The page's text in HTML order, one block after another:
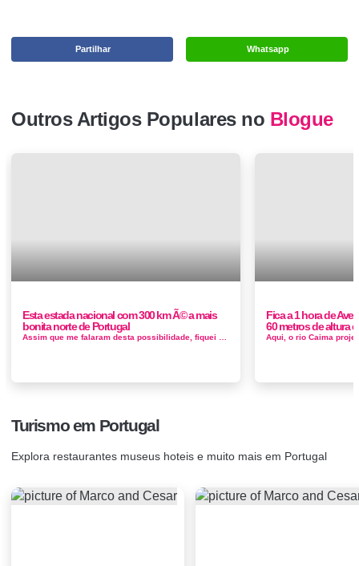
Whatsapp
Partilhar
Outros Artigos Populares no Blogue
Esta estada nacional com 300 km Ã© a mais
bonita norte de Portugal
Assim que me falaram desta possibilidade, fiquei em êxtase! Nunca tinha ouvido falar da beleza desta estrada, era uma zona que não conhec...
Fica a 1 hora de
60 metros de altura
Turismo em Portugal
Explora restaurantes museus hoteis e muito mais em Portugal